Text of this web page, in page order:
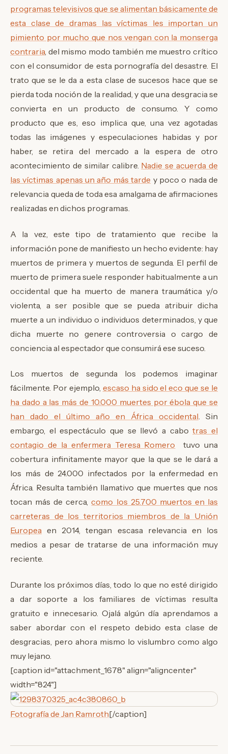
programas televisivos que se alimentan básicamente de
esta clase de dramas las víctimas les importan un
pimiento por mucho que nos vengan con la monserga
contraria, del mismo modo también me muestro crítico
con el consumidor de esta pornografía del desastre. El
trato que se le da a esta clase de sucesos hace que se
pierda toda noción de la realidad, y que una desgracia se
convierta en un producto de consumo. Y como
producto que es, eso implica que, una vez agotadas
todas las imágenes y especulaciones habidas y por
haber, se retira del mercado a la espera de otro
acontecimiento de similar calibre. Nadie se acuerda de
las víctimas apenas un año más tarde y poco o nada de
relevancia queda de toda esa amalgama de afirmaciones
realizadas en dichos programas.
A la vez, este tipo de tratamiento que recibe la
información pone de manifiesto un hecho evidente: hay
muertos de primera y muertos de segunda. El perfil de
muerto de primera suele responder habitualmente a un
occidental que ha muerto de manera traumática y/o
violenta, a ser posible que se pueda atribuir dicha
muerte a un individuo o individuos determinados, y que
dicha muerte no genere controversia o cargo de
conciencia al espectador que consumirá ese suceso.
Los muertos de segunda los podemos imaginar
fácilmente. Por ejemplo, escaso ha sido el eco que se le
ha dado a las más de 10.000 muertes por ébola que se
han dado el último año en África occidental. Sin
embargo, el espectáculo que se llevó a cabotras el
contagio de la enfermera Teresa Romero tuvo una
cobertura infinitamente mayor que la que se le dará a
los más de 24.000 infectados por la enfermedad en
África. Resulta también llamativo que muertes que nos
tocan más de cerca,como los 25.700 muertos en las
carreteras de los territorios miembros de la Unión
Europea en 2014, tengan escasa relevancia en los
medios a pesar de tratarse de una información muy
reciente.
Durante los próximos días, todo lo que no esté dirigido
a dar soporte a los familiares de víctimas resulta
gratuito e innecesario. Ojalá algún día aprendamos a
saber abordar con el respeto debido esta clase de
desgracias, pero ahora mismo lo vislumbro como algo
muy lejano.
[caption id="attachment_1678" align="aligncenter"
width="824"]
Fotografía de Jan Ramroth[/caption]